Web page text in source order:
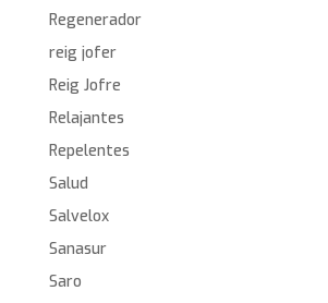
Regenerador
reig jofer
Reig Jofre
Relajantes
Repelentes
Salud
Salvelox
Sanasur
Saro